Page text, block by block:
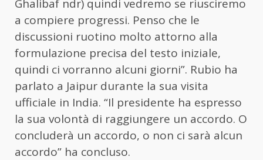
Ghalibaf ndr) quindi vedremo se riusciremo
a compiere progressi. Penso che le
discussioni ruotino molto attorno alla
formulazione precisa del testo iniziale,
quindi ci vorranno alcuni giorni”. Rubio ha
parlato a Jaipur durante la sua visita
ufficiale in India. “Il presidente ha espresso
la sua volontà di raggiungere un accordo. O
concluderà un accordo, o non ci sarà alcun
accordo” ha concluso.